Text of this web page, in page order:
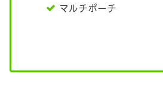
マルチポーチ